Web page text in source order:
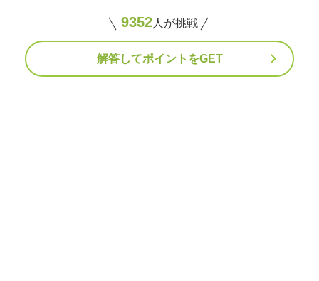
9352 人が挑戦
解答してポイントをGET